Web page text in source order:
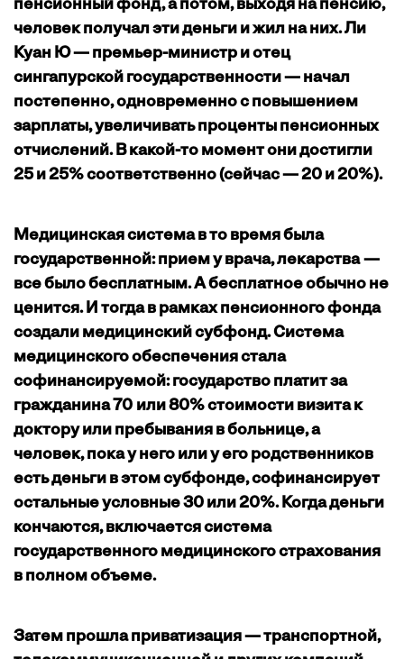
пенсионный фонд, а потом, выходя на пенсию,
человек получал эти деньги и жил на них. Ли
Куан Ю — премьер-министр и отец
сингапурской государственности — начал
постепенно, одновременно с повышением
зарплаты, увеличивать проценты пенсионных
отчислений. В какой-то момент они достигли
25 и 25% соответственно (сейчас — 20 и 20%).
Медицинская система в то время была
государственной: прием у врача, лекарства —
все было бесплатным. А бесплатное обычно не
ценится. И тогда в рамках пенсионного фонда
создали медицинский субфонд. Система
медицинского обеспечения стала
софинансируемой: государство платит за
гражданина 70 или 80% стоимости визита к
доктору или пребывания в больнице, а
человек, пока у него или у его родственников
есть деньги в этом субфонде, софинансирует
остальные условные 30 или 20%. Когда деньги
кончаются, включается система
государственного медицинского страхования
в полном объеме.
Затем прошла приватизация — транспортной,